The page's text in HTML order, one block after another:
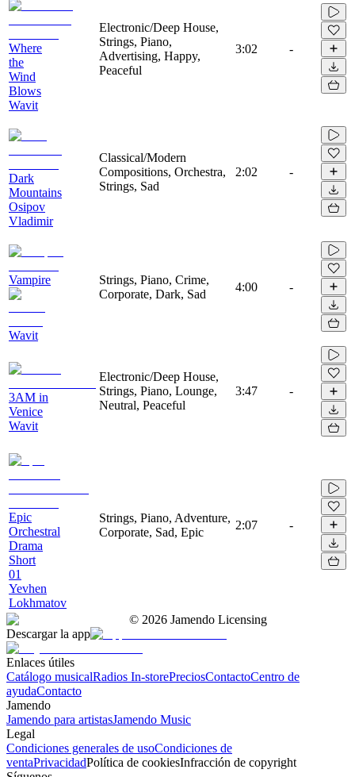
Where
the
Wind
Blows
Wavit
Electronic/Deep House,
Strings, Piano,
Advertising, Happy,
Peaceful
3:02 -
Dark
Mountains
Osipov
Vladimir
Classical/Modern
Compositions, Orchestra,
Strings, Sad
2:02 -
Vampire
Wavit
Strings, Piano, Crime,
Corporate, Dark, Sad
4:00 -
3AM in
Venice
Wavit
Electronic/Deep House,
Strings, Piano, Lounge,
Neutral, Peaceful
3:47 -
Epic
Orchestral
Drama
Short
01
Yevhen
Lokhmatov
Strings, Piano, Adventure,
Corporate, Sad, Epic
2:07 -
© 2026 Jamendo Licensing
Descargar la app
Enlaces útiles
Catálogo musicalRadios In-storePreciosContactoCentro de
ayudaContacto
Jamendo
Jamendo para artistasJamendo Music
Legal
Condiciones generales de usoCondiciones de
ventaPrivacidadPolítica de cookiesInfracción de copyright